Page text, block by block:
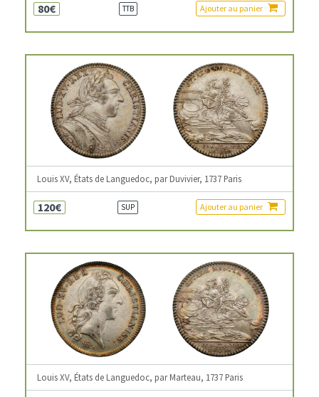
80€ TTB Ajouter au panier
Louis XV, États de Languedoc, par Duvivier, 1737 Paris
120€ SUP Ajouter au panier
Louis XV, États de Languedoc, par Marteau, 1737 Paris